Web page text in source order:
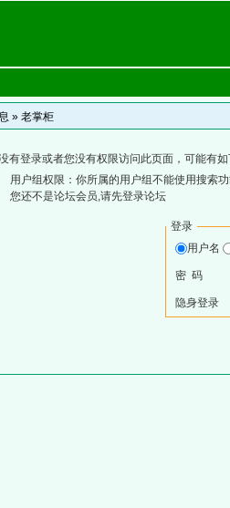
» 老掌柜
有登录或者您没有权限访问此页面，可能有
用户组权限：你所属的用户组不能使用搜索
您还不是论坛会员,请先登录论坛
登录
用户名
密 码
隐身登录